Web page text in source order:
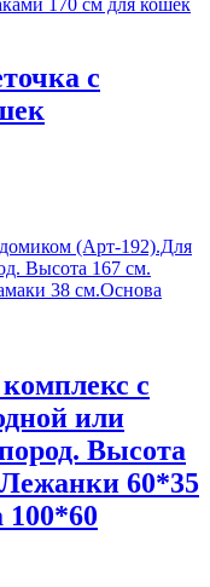
с
с
или
Высота
60*35
100*60